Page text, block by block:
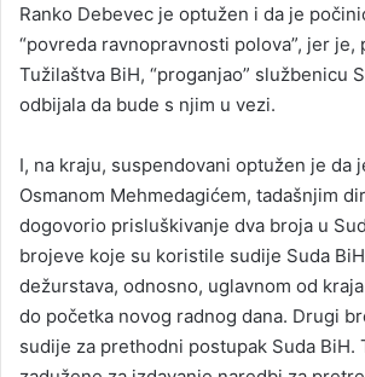
Ranko Debevec je optužen i da je
“povreda ravnopravnosti polova”, jer je,
Tužilaštva BiH, “proganjao” službenicu
odbijala da bude s njim u vezi.
I, na kraju, suspendovani optužen je da
Osmanom Mehmedagićem, tadašnjim
dogovorio prisluškivanje dva broja u
brojeve koje su koristile sudije Suda
dežurstava, odnosno, uglavnom od
do početka novog radnog dana. Drugi
sudije za prethodni postupak Suda BiH.